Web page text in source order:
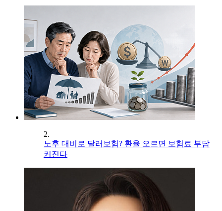
2.
노후 대비로 달러보험? 환율 오르면 보험료 부담
커진다